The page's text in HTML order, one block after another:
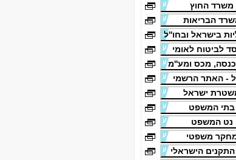
משרד החוץ
הבריאות
בישראל ובחו''ל
לביטוח לאומי
מכס ומע''מ
- האתר הרשמי
ישראל
בתי המשפט
נט המשפט
משפטי
התקנים הישראלי